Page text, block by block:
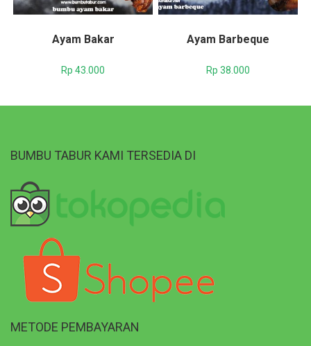
Ayam Bakar
Rp 43.000
Ayam Barbeque
Rp 38.000
BUMBU TABUR KAMI TERSEDIA DI
METODE PEMBAYARAN